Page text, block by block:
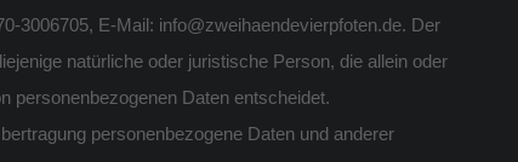
3006705, E-Mail: info@zweihaendevierpfoten.de. Der
natürliche oder juristische Person, die allein oder
personenbezogenen Daten entscheidet.
personenbezogene Daten und anderer